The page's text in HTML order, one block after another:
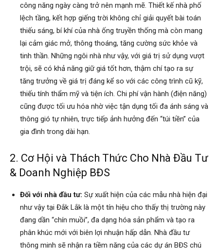
công năng ngày càng trở nên mạnh mẽ. Thiết kế nhà phố
lệch tầng, kết hợp giếng trời không chỉ giải quyết bài toán
thiếu sáng, bí khí của nhà ống truyền thống mà còn mang
lại cảm giác mở, thông thoáng, tăng cường sức khỏe và
tinh thần. Những ngôi nhà như vậy, với giá trị sử dụng vượt
trội, sẽ có khả năng giữ giá tốt hơn, thậm chí tạo ra sự
tăng trưởng về giá trị đáng kể so với các công trình cũ kỹ,
thiếu tính thẩm mỹ và tiện ích. Chi phí vận hành (điện năng)
cũng được tối ưu hóa nhờ việc tận dụng tối đa ánh sáng và
thông gió tự nhiên, trực tiếp ảnh hưởng đến “túi tiền” của
gia đình trong dài hạn.
2. Cơ Hội và Thách Thức Cho Nhà Đầu Tư
& Doanh Nghiệp BĐS
Đối với nhà đầu tư: Sự xuất hiện của các mẫu nhà hiện đại
như vậy tại Đắk Lắk là một tín hiệu cho thấy thị trường này
đang dần “chín muồi”, đa dạng hóa sản phẩm và tạo ra
phân khúc mới với biên lợi nhuận hấp dẫn. Nhà đầu tư
thông minh sẽ nhận ra tiềm năng của các dự án BĐS chú